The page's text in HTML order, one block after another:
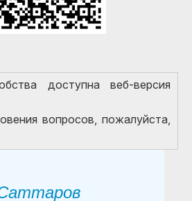
доступна веб-версия
вопросов, пожалуйста,